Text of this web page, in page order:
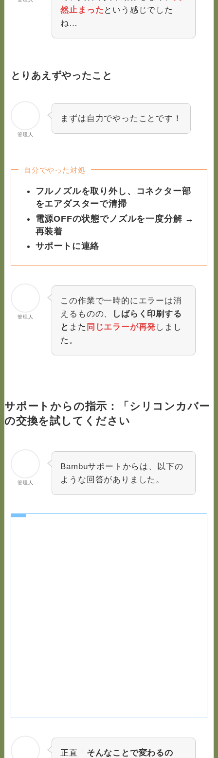
然止まった という感じでした
ね…
とりあえずやったこと
管理人
まずは自力でやったことです！
自分でやった対処
フルノズルを取り外し、コネクター部
をエアダスターで清掃
電源OFFの状態でノズルを一度分解 →
再装着
サポートに連絡
管理人
この作業で一時的にエラーは消
えるものの、
しばらく印刷する
と また 同じエラーが再発 しまし
た。
サポートからの指示：「シリコンカバー
の交換を試してください
管理人
Bambuサポートからは、以下の
ような回答がありました。
正直「 そんなことで変わるの